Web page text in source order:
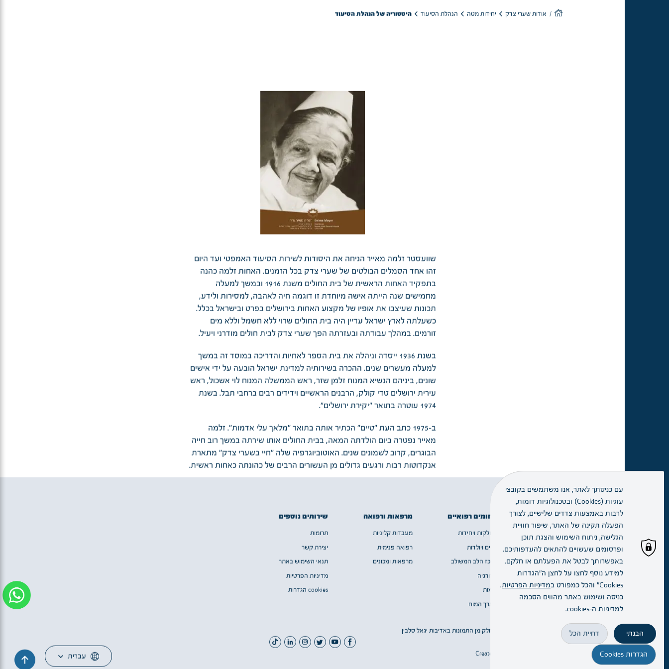
מחלקות
ויחידות
הגעה
והתמצאות
נגישות
אודות שערי צדק יחידות מטה הנהלת הסיעוד היסטוריה של הנהלת הסיעוד
שוועסטר זלמה מאייר הניחה את היסודות לשירות הסיעוד האמפטי ועד היום
זהו אחד הסמלים הבולטים של שערי צדק בכל הזמנים. האחות זלמה כהנה
בתפקיד האחות הראשית של בית החולים משנת 1916 ובמשך למעלה
מחמישים שנה הייתה אישה מיוחדת זו דוגמה חיה לאהבה, למסירות ולידע,
תכונות שעיצבו את אופיו של מקצוע האחות בירושלים בפרט ובישראל בכלל.
כשעלתה לארץ ישראל עדיין היה בית החולים שרוי ללא חשמל וללא מים
זורמים. במהלך עבודתה ובעזרתה הפך שערי צדק לבית חולים מודרני ויעיל.
בשנת 1936 ייסדה וניהלה את בית הספר לאחיות והדריכה במוסד זה במשך
למעלה מעשרים שנים. ההכרה בשירותיה למדינת ישראל הובעה על ידי אישים
שונים, ביניהם הנשיא המנוח זלמן שזר, ראש הממשלה המנוח לוי אשכול, ראש
עירית ירושלים טדי קולק, הרבנים הראשיים וידידים רבים ברחבי תבל. בשנת
1974 עוטרה בתואר "יקירת ירושלים".
ב-1975 כתב העת "טיים" הכתיר אותה בתואר "מלאך עלי אדמות". זלמה
מאייר נפטרה ביום הולדתה המאה, בבית החולים אותו שירתה במשך רוב חייה
הבוגרים, קרוב לשמונים שנים. האוטוביוגרפיה שלה "חיי בשערי צדק" מתארת
אנקדוטות רבות ורגעים גדולים מן העשורים הרבים של כהונתה כאחות ראשית.
מידע שימושי
שירות ומידע
דרושים
הסדרי בחירה
תחומים רפואיים
מחלקות ויחידות
נשים ויולדות
מרכז הלב המשולב
כירורגיה
דימות
מערך המוח
מרפאות ורפואה
מעבדות קליניות
רפואה פנימית
מרפאות ומכונים
שירותים נוספים
תרומות
יצירת קשר
תנאי השימוש באתר
מדיניות הפרטיות
cookies הגדרות
כל הזכויות שמורות © 2023 | חלק מן התמונות באדיבות יגאל סלבין
Created By: עברית
עם כניסתך לאתר, אנו משתמשים בקובצי
עוגיות (Cookies) ובטכנולוגיות דומות,
לרבות באמצעות צדדים שלישיים, לצורך
הפעלה תקינה של האתר, שיפור חוויית
הגלישה, ניתוח השימוש והצגת תוכן
ופרסומים שעשויים להתאים להעדפותיכם.
באפשרותך לבטל את הפעלתם או חלקם.
למידע נוסף לחצו על לחצן ה"הגדרות
Cookies" והכל כמפורט ב
מדיניות הפרטיות.
כניסה ושימוש באתר מהווים הסכמה
למדיניות ה–cookies.
הבנתי דחיית הכל
הגדרות Cookies